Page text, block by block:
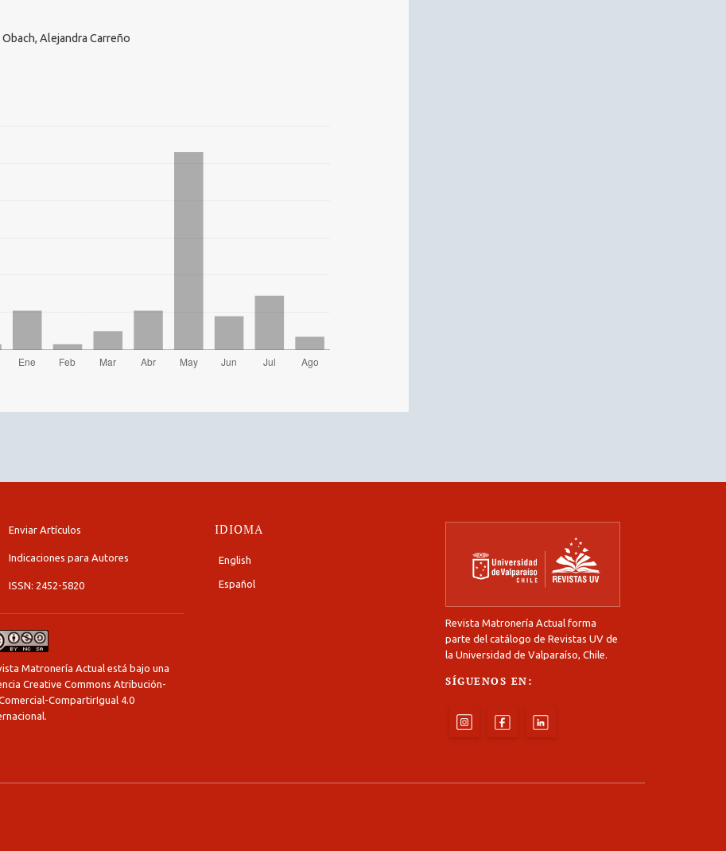
Alejandra Carreño
Enviar Artículos
Indicaciones para Autores
ISSN: 2452-5820
Matronería Actual está bajo una
Creative Commons Atribución-
CompartirIgual 4.0
.
IDIOMA
English
Español
Revista Matronería Actual forma
parte del catálogo de Revistas UV de
la Universidad de Valparaíso, Chile.
SÍGUENOS EN: